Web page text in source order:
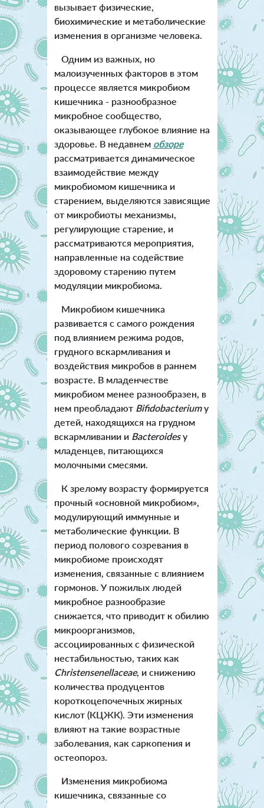
вызывает физические,
биохимические и метаболические
изменения в организме человека.
Одним из важных, но
малоизученных факторов в этом
процессе является микробиом
кишечника - разнообразное
микробное сообщество,
оказывающее глубокое влияние на
здоровье. В недавнем обзоре
рассматривается динамическое
взаимодействие между
микробиомом кишечника и
старением, выделяются зависящие
от микробиоты механизмы,
регулирующие старение, и
рассматриваются мероприятия,
направленные на содействие
здоровому старению путем
модуляции микробиома.
Микробиом кишечника
развивается с самого рождения
под влиянием режима родов,
грудного вскармливания и
воздействия микробов в раннем
возрасте. В младенчестве
микробиом менее разнообразен, в
нем преобладают Bifidobacteriumу
детей, находящихся на грудном
вскармливании и Bacteroidesу
младенцев, питающихся
молочными смесями.
К зрелому возрасту формируется
прочный «основной микробиом»,
модулирующий иммунные и
метаболические функции. В
период полового созревания в
микробиоме происходят
изменения, связанные с влиянием
гормонов. У пожилых людей
микробное разнообразие
снижается, что приводит к обилию
микроорганизмов,
ассоциированных с физической
нестабильностью, таких как
Christensenellaceae, и снижению
количества продуцентов
короткоцепочечных жирных
кислот (КЦЖК). Эти изменения
влияют на такие возрастные
заболевания, как саркопения и
остеопороз.
Изменения микробиома
кишечника, связанные со